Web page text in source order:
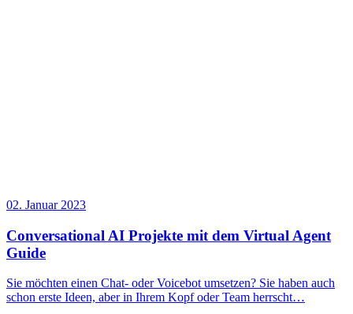
02. Januar 2023
Conversational AI Projekte mit dem Virtual Agent
Guide
Sie möchten einen Chat- oder Voicebot umsetzen? Sie haben auch
schon erste Ideen, aber in Ihrem Kopf oder Team herrscht…